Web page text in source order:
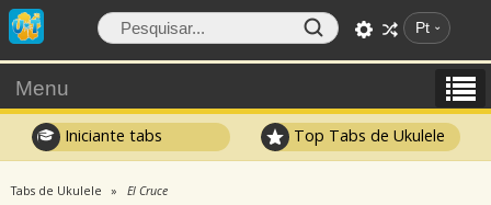
Pt
Menu
Iniciante tabs Top Tabs de Ukulele
Tabs de Ukulele El Cruce